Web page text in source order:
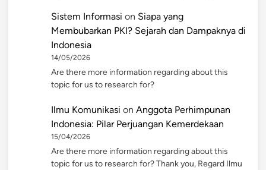
Sistem Informasi on Siapa yang
Membubarkan PKI? Sejarah dan Dampaknya di
Indonesia
14/05/2026
Are there more information regarding about this
topic for us to research for?
Ilmu Komunikasi on Anggota Perhimpunan
Indonesia: Pilar Perjuangan Kemerdekaan
15/04/2026
Are there more information regarding about this
topic for us to research for? Thank you, Regard Ilmu